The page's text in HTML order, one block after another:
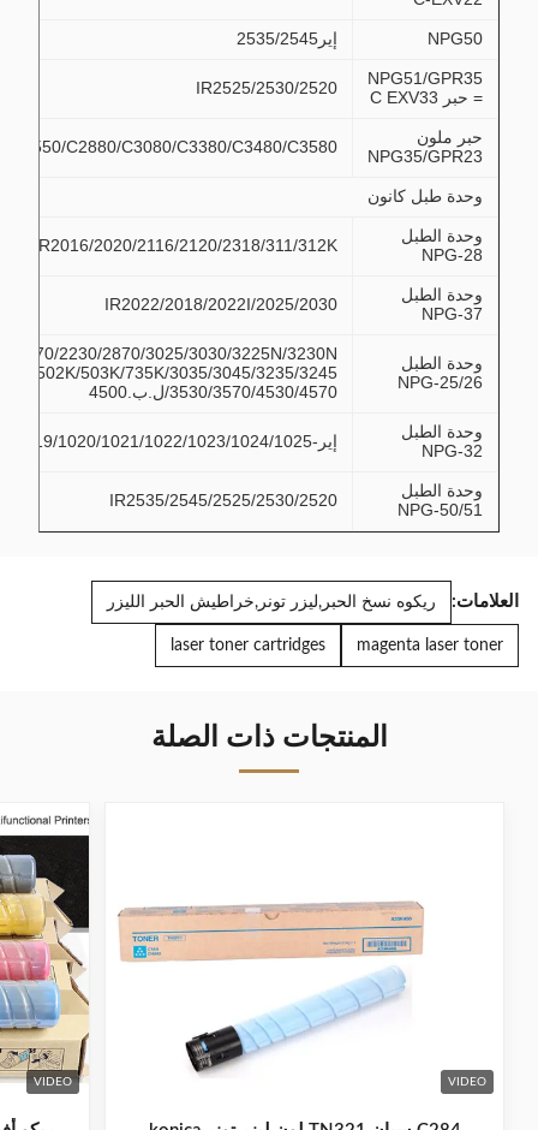
NPG50 إير2535/2545
NPG51/GPR35
= حبر C EXV33
IR2525/2530/2520
حبر ملون
NPG35/GPR23
C2880/C3080/C3380/C3480/C3580
وحدة طبل كانون
وحدة الطبل
NPG-28
IR2016/2020/2116/2120/2318/311/312K
وحدة الطبل
NPG-37
IR2022/2018/2022I/2025/2030
وحدة الطبل
NPG-25/26
IR2270/2230/2870/3025/3030/3225N/3230N
502K/503K/735K/3035/3045/3235/3245
3530/3570/4530/4570/ل.ب.4500
وحدة الطبل
NPG-32
إير-1018/1019/1020/1021/1022/1023/1024/1025
وحدة الطبل
NPG-50/51
IR2535/2545/2525/2530/2520
العلامات: ريكوه نسخ الحبر,ليزر تونر,خراطيش الحبر الليزر
magenta laser toner
laser toner cartridges
المنتجات ذات الصلة
VIDEO
VIDEO